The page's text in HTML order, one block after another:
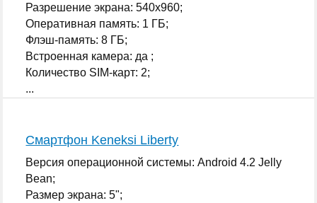
Разрешение экрана: 540x960;
Оперативная память: 1 ГБ;
Флэш-память: 8 ГБ;
Встроенная камера: да ;
Количество SIM-карт: 2;
...
Смартфон Keneksi Liberty
Версия операционной системы: Android 4.2 Jelly
Bean;
Размер экрана: 5";